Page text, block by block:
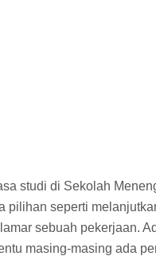
studi di Sekolah
pilihan seperti
sebuah pekerjaan.
masing-masing ada